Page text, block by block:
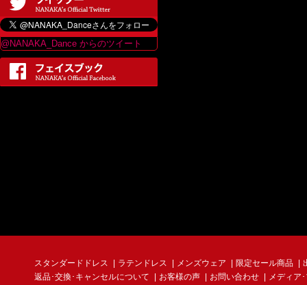
@NANAKA_Dance からのツイート
スタンダードドレス ラテンドレス メンズウェア 限定セール商品
返品･交換･キャンセルについて
お客様の声 お問い合わせ
メディア